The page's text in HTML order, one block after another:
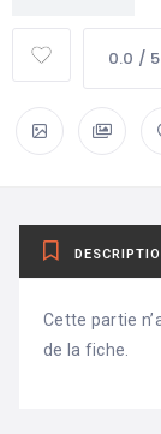
0.0 / 5
Cette partie
de la fiche.